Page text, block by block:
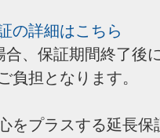
の詳細はこちら
、保証期間終了後
負担となります。
をプラスする延長